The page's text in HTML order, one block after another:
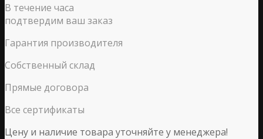
В течение часа
подтвердим ваш заказ
Гарантия производителя
Собственный склад
Прямые договора
Все сертификаты
Цену и наличие товара уточняйте у менеджера!